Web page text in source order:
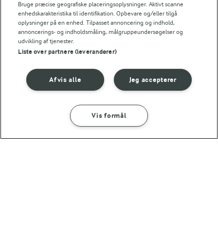
Tip
Hvis I er en meget kødspisende familie, kan det være I
synes, der skal være 2 andebryster.
Bedømmelse
NÆRINGSINDHOLD, PR 100 G
SÅDAN GØR DU INGREDIENSER
Bruge præcise geografiske placeringsoplysninger. Aktivt scanne
enhedskarakteristika til identifikation. Opbevare og/eller tilgå
oplysninger på en enhed. Tilpasset annoncering og indhold,
annoncerings- og indholdsmåling, målgruppeundersøgelser og
udvikling af tjenester.
Liste over partnere (leverandører)
Jeg accepterer
Afvis alle
Vis formål